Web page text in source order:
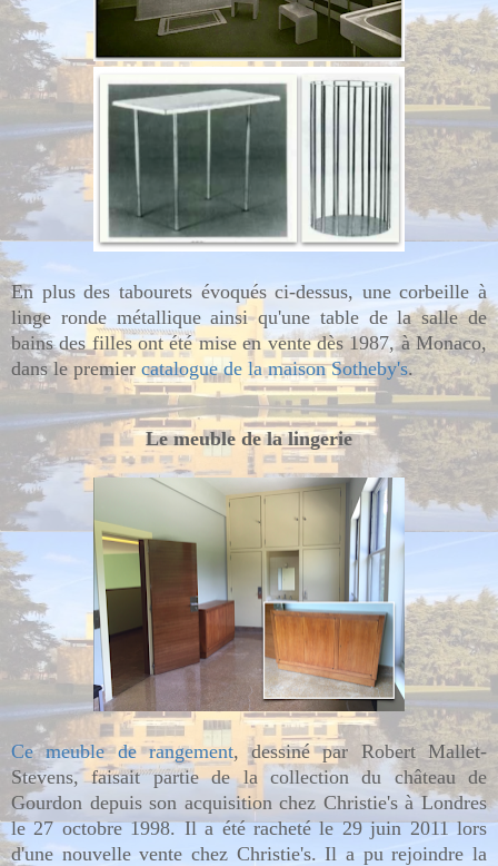
En plus des tabourets évoqués ci-dessus, une corbeille à
linge ronde métallique ainsi qu'une table de la salle de
bains des filles ont été mise en vente dès 1987, à Monaco,
dans le premier catalogue de la maison Sotheby's.
Le meuble de la lingerie
Ce meuble de rangement, dessiné par Robert Mallet-
Stevens, faisait partie de la collection du château de
Gourdon depuis son acquisition chez Christie's à Londres
le 27 octobre 1998. Il a été racheté le 29 juin 2011 lors
d'une nouvelle vente chez Christie's. Il a pu rejoindre la